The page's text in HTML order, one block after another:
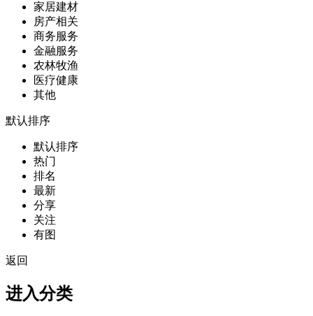
家居建材
房产相关
商务服务
金融服务
农林牧渔
医疗健康
其他
默认排序
默认排序
热门
排名
最新
分享
关注
有图
返回
进入分类